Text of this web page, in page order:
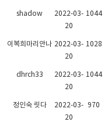
shadow
2022-03-
20
1044
이복희마리안나 2022-03-
20
1028
dhrch33
2022-03-
20
1044
정인숙 릿다
2022-03-
20
970